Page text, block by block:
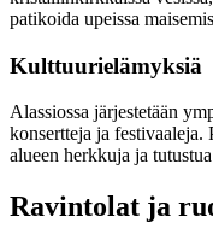
patikoida upeissa
Kulttuurielämyksiä
Alassiossa järjestetään
konsertteja ja
alueen herkkuja ja
Ravintolat ja